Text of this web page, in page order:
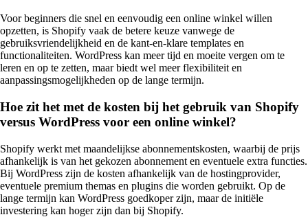
Voor beginners die snel en eenvoudig een online winkel willen
opzetten, is Shopify vaak de betere keuze vanwege de
gebruiksvriendelijkheid en de kant-en-klare templates en
functionaliteiten. WordPress kan meer tijd en moeite vergen om te
leren en op te zetten, maar biedt wel meer flexibiliteit en
aanpassingsmogelijkheden op de lange termijn.
Hoe zit het met de kosten bij het gebruik van Shopify
versus WordPress voor een online winkel?
Shopify werkt met maandelijkse abonnementskosten, waarbij de prijs
afhankelijk is van het gekozen abonnement en eventuele extra functies.
Bij WordPress zijn de kosten afhankelijk van de hostingprovider,
eventuele premium themas en plugins die worden gebruikt. Op de
lange termijn kan WordPress goedkoper zijn, maar de initiële
investering kan hoger zijn dan bij Shopify.